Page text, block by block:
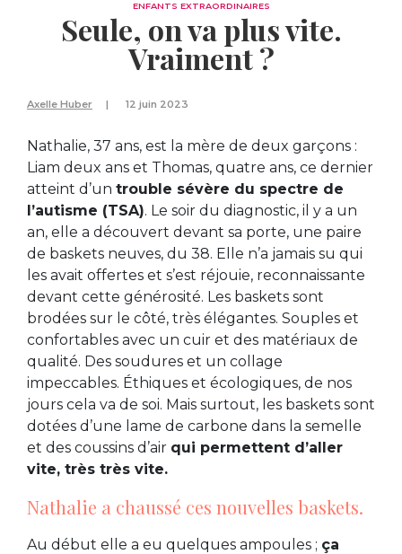
ENFANTS EXTRAORDINAIRES
Seule, on va plus vite.
Vraiment ?
Axelle Huber 12 juin 2023
Nathalie, 37 ans, est la mère de deux garçons :
Liam deux ans et Thomas, quatre ans, ce dernier
atteint d’un trouble sévère du spectre de
l’autisme (TSA). Le soir du diagnostic, il y a un
an, elle a découvert devant sa porte, une paire
de baskets neuves, du 38. Elle n’a jamais su qui
les avait offertes et s’est réjouie, reconnaissante
devant cette générosité. Les baskets sont
brodées sur le côté, très élégantes. Souples et
confortables avec un cuir et des matériaux de
qualité. Des soudures et un collage
impeccables. Éthiques et écologiques, de nos
jours cela va de soi. Mais surtout, les baskets sont
dotées d’une lame de carbone dans la semelle
et des coussins d’air qui permettent d’aller
vite, très très vite.
Nathalie a chaussé ces nouvelles baskets.
Au début elle a eu quelques ampoules ; ça